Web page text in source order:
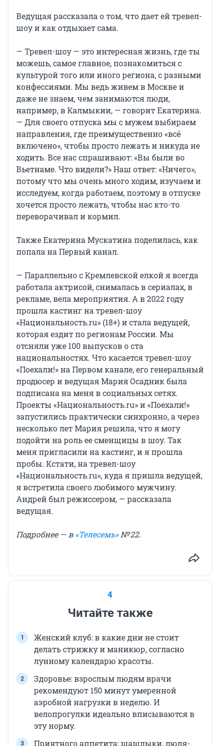
Ведущая рассказала о том, что дает ей тревел-
шоу и как отдыхает сама.
— Тревел-шоу — это интересная жизнь, где ты
можешь, самое главное, познакомиться с
культурой того или иного региона, с разными
конфессиями. Мы ведь живем в Москве и
даже не знаем, чем занимаются люди,
например, в Калмыкии, — говорит Екатерина.
— Для своего отпуска мы с мужем выбираем
направления, где преимущественно «всё
включено», чтобы просто лежать и никуда не
ходить. Все нас спрашивают: «Вы были во
Вьетнаме. Что видели?» Наш ответ: «Ничего»,
потому что мы очень много ходим, изучаем и
исследуем, когда работаем, поэтому в отпуске
хочется просто лежать, чтобы нас кто-то
переворачивал и кормил.
Также Екатерина Мускатина поделилась, как
попала на Первый канал.
— Параллельно с Кремлевской елкой я всегда
работала актрисой, снималась в сериалах, в
рекламе, вела мероприятия. А в 2022 году
прошла кастинг на тревел-шоу
«Национальность.ru» (18+) и стала ведущей,
которая ездит по регионам России. Мы
отсняли уже 100 выпусков о ста
национальностях. Что касается тревел-шоу
«Поехали!» на Первом канале, его генеральный
продюсер и ведущая Мария Осадник была
подписана на меня в социальных сетях.
Проекты «Национальность.ru» и «Поехали!»
запустились практически синхронно, а через
несколько лет Мария решила, что я могу
подойти на роль ее сменщицы в шоу. Так
меня пригласили на кастинг, и я прошла
пробы. Кстати, на тревел-шоу
«Национальность.ru», куда я пришла ведущей,
я встретила своего любимого мужчину.
Андрей был режиссером, — рассказала
ведущая.
Подробнее — в«Телесемь»№ 22.
4
Читайте также
Женский клуб: в какие дни не стоит
делать стрижку и маникюр, согласно
лунному календарю красоты.
Здоровье: взрослым людям врачи
рекомендуют 150 минут умеренной
аэробной нагрузки в неделю. И
велопрогулки идеально вписываются в
эту норму.
Приятного аппетита: шашлыки, люля-